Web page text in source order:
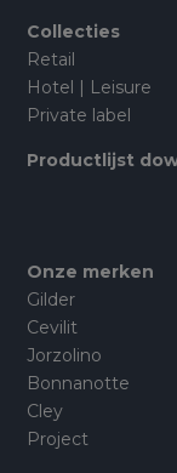
Collecties
Retail
Hotel | Leisure
Private label
Productlijst
Onze merken
Gilder
Cevilit
Jorzolino
Bonnanotte
Cley
Project